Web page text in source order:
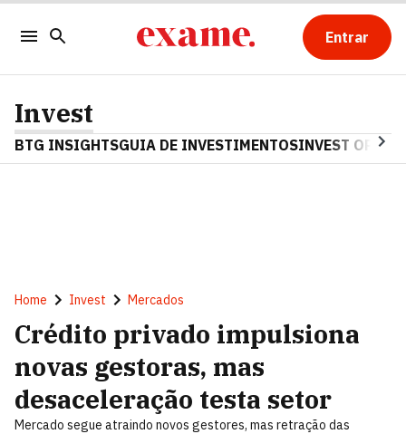
Entrar
Invest
BTG INSIGHTSGUIA DE INVESTIMENTOSINVEST OPINA
Home Invest Mercados
Crédito privado impulsiona
novas gestoras, mas
desaceleração testa setor
Mercado segue atraindo novos gestores, mas retração das